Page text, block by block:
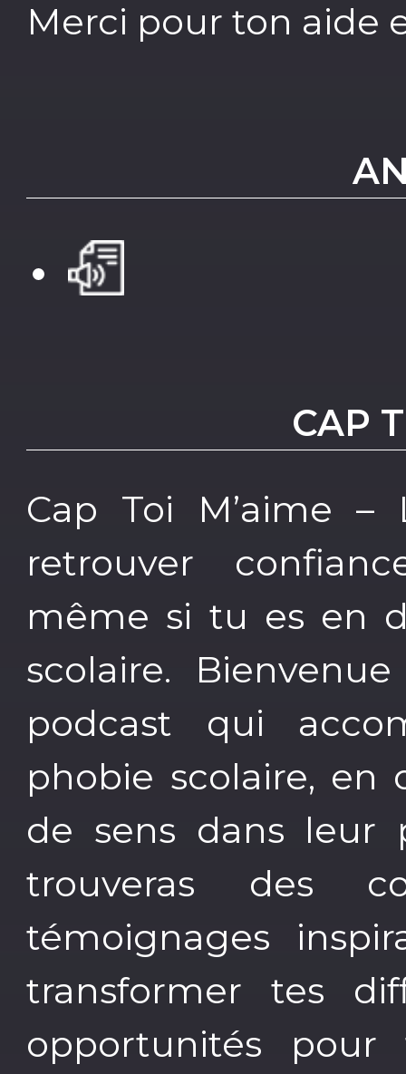
Merci pour ton aide
CAP
Cap Toi M’aime
retrouver
même si tu es en
scolaire.
podcast qui
phobie scolaire, en
de sens dans leur
trouveras des
témoignages
transformer tes
opportunités